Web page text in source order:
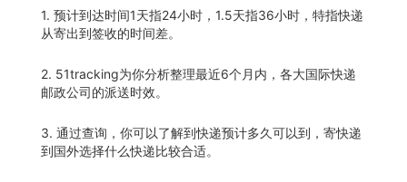
1. 预计到达时间1天指24小时，1.5天指36小时，特指快递
从寄出到签收的时间差。
2. 51tracking为你分析整理最近6个月内，各大国际快递
邮政公司的派送时效。
3. 通过查询，你可以了解到快递预计多久可以到，寄快递
到国外选择什么快递比较合适。